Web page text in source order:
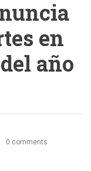
en
año
0 comments